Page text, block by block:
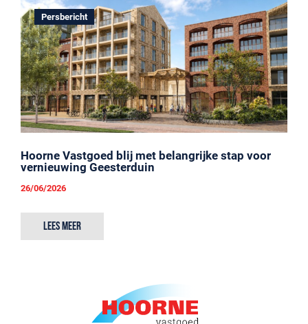
Persbericht
Hoorne Vastgoed blij met belangrijke stap voor
vernieuwing Geesterduin
26/06/2026
Lees meer